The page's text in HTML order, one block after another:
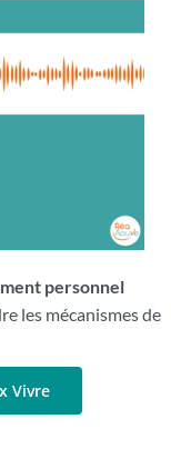
personnel
les mécanismes de
Vivre